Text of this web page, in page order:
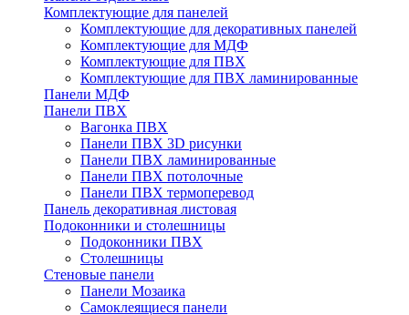
Комплектующие для панелей
Комплектующие для декоративных панелей
Комплектующие для МДФ
Комплектующие для ПВХ
Комплектующие для ПВХ ламинированные
Панели МДФ
Панели ПВХ
Вагонка ПВХ
Панели ПВХ 3D рисунки
Панели ПВХ ламинированные
Панели ПВХ потолочные
Панели ПВХ термоперевод
Панель декоративная листовая
Подоконники и столешницы
Подоконники ПВХ
Столешницы
Стеновые панели
Панели Мозаика
Самоклеящиеся панели